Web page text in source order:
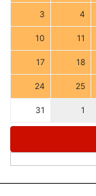
3 4
10 11
17 18
24 25
31 1